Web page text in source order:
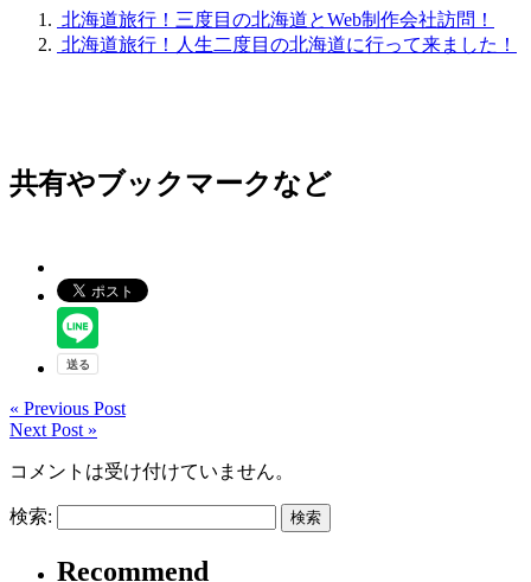
北海道旅行！三度目の北海道とWeb制作会社訪問！
北海道旅行！人生二度目の北海道に行って来ました！
共有やブックマークなど
« Previous Post
Next Post »
コメントは受け付けていません。
検索:
Recommend